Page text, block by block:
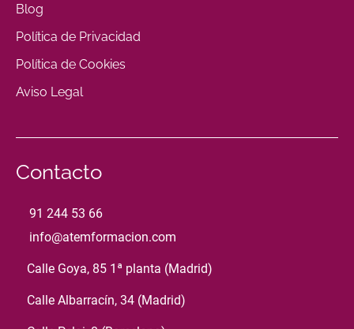
Blog
Política de Privacidad
Política de Cookies
Aviso Legal
Contacto
91 244 53 66
info@atemformacion.com
Calle Goya, 85 1ª planta (Madrid)
Calle Albarracín, 34 (Madrid)